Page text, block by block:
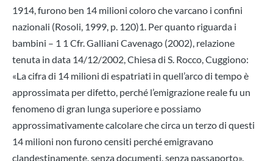
1914, furono ben 14 milioni coloro che varcano i confini
nazionali (Rosoli, 1999, p. 120)1. Per quanto riguarda i
bambini – 1 1 Cfr. Galliani Cavenago (2002), relazione
tenuta in data 14/12/2002, Chiesa di S. Rocco, Cuggiono:
«La cifra di 14 milioni di espatriati in quell’arco di tempo è
approssimata per difetto, perché l’emigrazione reale fu un
fenomeno di gran lunga superiore e possiamo
approssimativamente calcolare che circa un terzo di questi
14 milioni non furono censiti perché emigravano
clandestinamente, senza documenti, senza passaporto».